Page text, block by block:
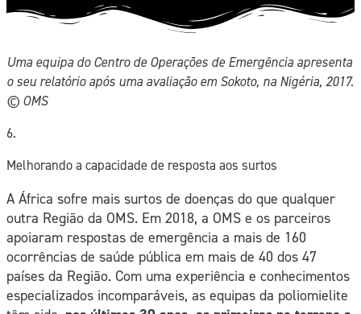
Uma equipa do Centro de Operações de Emergência apresenta
o seu relatório após uma avaliação em Sokoto, na Nigéria, 2017.
©️ OMS
6.
Melhorando a capacidade de resposta aos surtos
A África sofre mais surtos de doenças do que qualquer
outra Região da OMS. Em 2018, a OMS e os parceiros
apoiaram respostas de emergência a mais de 160
ocorrências de saúde pública em mais de 40 dos 47
países da Região. Com uma experiência e conhecimentos
especializados incomparáveis, as equipas da poliomielite